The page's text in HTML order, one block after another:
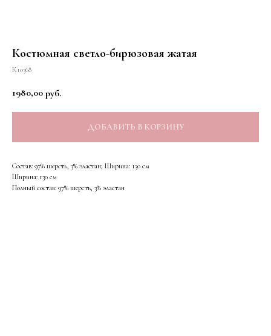
Костюмная светло-бирюзовая жатая
К10368
1980,00 руб.
ДОБАВИТЬ В КОРЗИНУ
Состав: 97% шерсть, 3% эластан; Ширина: 130 см
Ширина: 130 см
Полный состав: 97% шерсть, 3% эластан